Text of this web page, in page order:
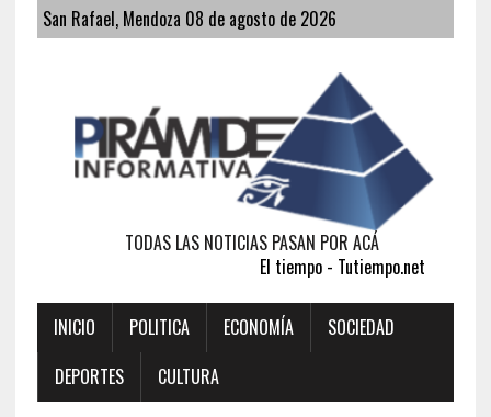
San Rafael, Mendoza 08 de agosto de 2026
TODAS LAS NOTICIAS PASAN POR ACÁ
El tiempo - Tutiempo.net
INICIO POLITICA ECONOMÍA
SOCIEDAD
DEPORTES
CULTURA